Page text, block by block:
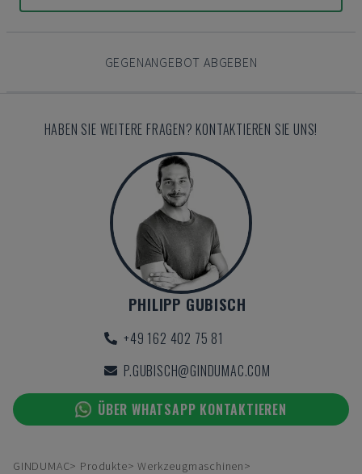
GEGENANGEBOT ABGEBEN
HABEN SIE WEITERE FRAGEN? KONTAKTIEREN SIE UNS!
PHILIPP GUBISCH
+49 162 402 75 81
P.GUBISCH@GINDUMAC.COM
ÜBER WHATSAPP KONTAKTIEREN
GINDUMAC Produkte
Werkzeugmaschinen